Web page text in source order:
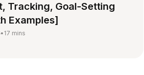
Tracking, Goal-Setting
Examples]
• 17 mins